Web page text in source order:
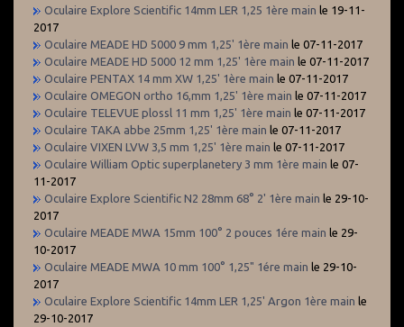
Oculaire Explore Scientific 14mm LER 1,25 1ère main le 19-11-
2017
Oculaire MEADE HD 5000 9 mm 1,25' 1ère main le 07-11-2017
Oculaire MEADE HD 5000 12 mm 1,25' 1ère main le 07-11-2017
Oculaire PENTAX 14 mm XW 1,25' 1ère main le 07-11-2017
Oculaire OMEGON ortho 16,mm 1,25' 1ère main le 07-11-2017
Oculaire TELEVUE plossl 11 mm 1,25' 1ère main le 07-11-2017
Oculaire TAKA abbe 25mm 1,25' 1ère main le 07-11-2017
Oculaire VIXEN LVW 3,5 mm 1,25' 1ère main le 07-11-2017
Oculaire William Optic superplanetery 3 mm 1ère main le 07-
11-2017
Oculaire Explore Scientific N2 28mm 68° 2' 1ère main le 29-10-
2017
Oculaire MEADE MWA 15mm 100° 2 pouces 1ére main le 29-
10-2017
Oculaire MEADE MWA 10 mm 100° 1,25" 1ére main le 29-10-
2017
Oculaire Explore Scientific 14mm LER 1,25' Argon 1ère main le
29-10-2017